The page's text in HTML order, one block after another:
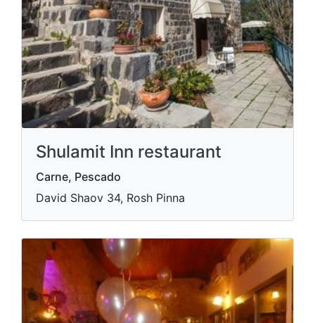
Shulamit Inn restaurant
Carne, Pescado
David Shaov 34, Rosh Pinna